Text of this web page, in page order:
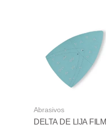
Abrasivos
DELTA DE LIJA FILM